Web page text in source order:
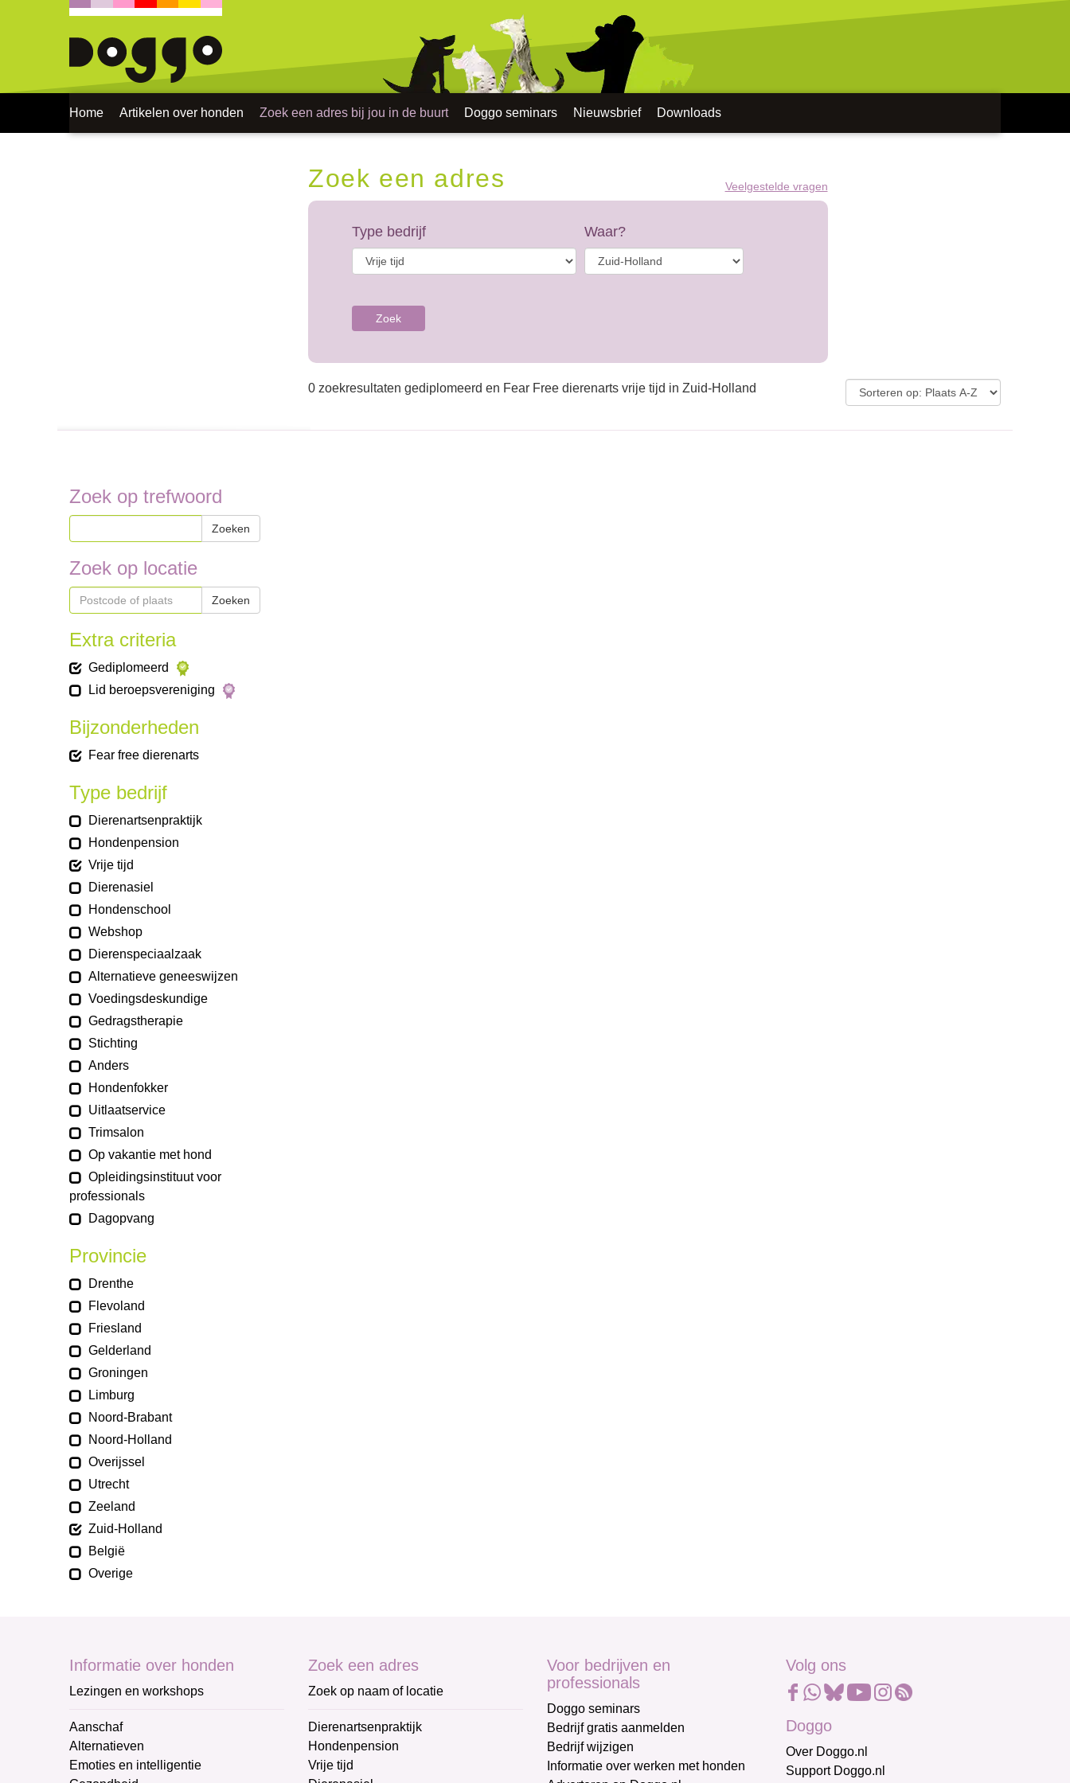
Home Artikelen over honden Zoek een adres bij jou in de buurt Doggo seminars Nieuwsbrief Downloads
Zoek een adres Veelgestelde vragen
Type bedrijf Waar?
Zoek
0 zoekresultaten gediplomeerd en Fear Free dierenarts vrije tijd in Zuid-Holland
Zoek op trefwoord
Zoeken
Zoek op locatie
Zoeken
Extra criteria
Gediplomeerd
Lid beroepsvereniging
Bijzonderheden
Fear free dierenarts
Type bedrijf
Dierenartsenpraktijk
Hondenpension
Vrije tijd
Dierenasiel
Hondenschool
Webshop
Dierenspeciaalzaak
Alternatieve geneeswijzen
Voedingsdeskundige
Gedragstherapie
Stichting
Anders
Hondenfokker
Uitlaatservice
Trimsalon
Op vakantie met hond
Opleidingsinstituut voor
professionals
Dagopvang
Provincie
Drenthe
Flevoland
Friesland
Gelderland
Groningen
Limburg
Noord-Brabant
Noord-Holland
Overijssel
Utrecht
Zeeland
Zuid-Holland
België
Overige
Informatie over honden
Lezingen en workshops
Aanschaf
Alternatieven
Emoties en intelligentie
Zoek een adres
Zoek op naam of locatie
Dierenartsenpraktijk
Hondenpension
Vrije tijd
Voor bedrijven en
professionals
Doggo seminars
Bedrijf gratis aanmelden
Bedrijf wijzigen
Informatie over werken met honden
Volg ons
Doggo
Over Doggo.nl
Support Doggo.nl